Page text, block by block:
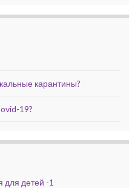
карантины?
19?
для детей -1